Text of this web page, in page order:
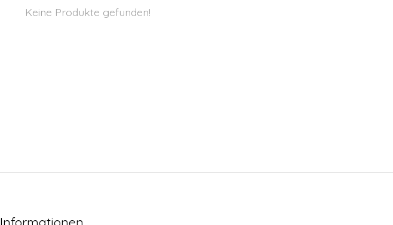
Keine Produkte gefunden!